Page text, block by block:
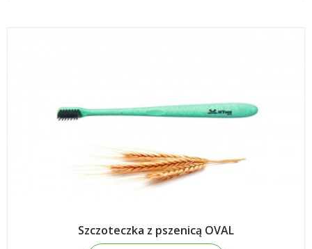
Szczoteczka z pszenicą OVAL